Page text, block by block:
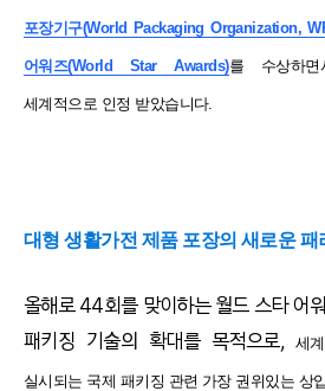
포장기구(World Packaging Organization,
어워즈(World Star Awards)를 수상하
세계적으로 인정 받았습니다.
대형 생활가전 제품 포장의 새로운 패
올해로 44회를 맞이하는 월드 스타 어
패키징 기술의 확대를 목적으로,
세
실시되는 국제 패키징 관련 가장 권위있는 상